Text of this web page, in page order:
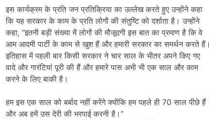
इस कार्यक्रम के प्रति जन प्रतिक्रिया का उल्लेख करते हुए उन्होंने कहा
कि यह सरकार के काम के प्रति लोगों की संतुष्टि को दर्शाता है। उन्होंने
कहा, “इतनी बड़ी संख्या में लोगों की मौजूदगी इस बात का प्रमाण है कि वे
आम आदमी पार्टी के काम से खुश हैं और हमारी सरकार का समर्थन करते हैं।
इतिहास में पहली बार किसी सरकार ने चार साल के भीतर अपने किए गए
वादे और गारंटियां पूरी की हैं और हमारे पास अभी भी एक साल और काम
करने के लिए बाकी है।
हम इस एक साल को बर्बाद नहीं करेंगे क्योंकि हम पहले ही 70 साल पीछे हैं
और अब हमें उस देरी की भरपाई करनी है।”